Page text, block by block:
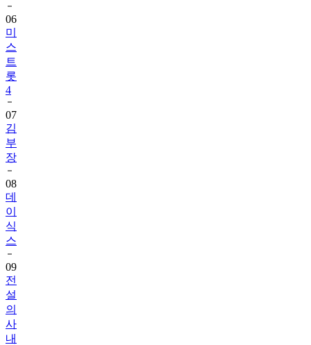
06
미
스
트
롯
4
07
김
부
장
08
데
이
식
스
09
전
설
의
사
내